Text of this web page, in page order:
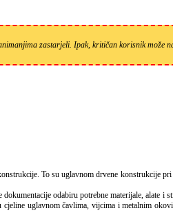
zastarjeli. Ipak, kritičan korisnik
odabiru potrebne materijale, alate
cjeline uglavnom čavlima, vijcima i metalnim